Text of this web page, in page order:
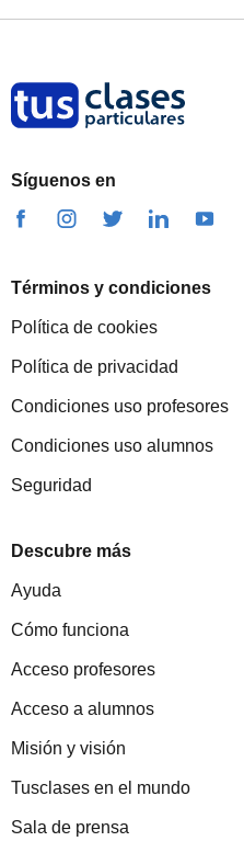
Síguenos en
Términos y condiciones
Política de cookies
Política de privacidad
Condiciones uso profesores
Condiciones uso alumnos
Seguridad
Descubre más
Ayuda
Cómo funciona
Acceso profesores
Acceso a alumnos
Misión y visión
Tusclases en el mundo
Sala de prensa